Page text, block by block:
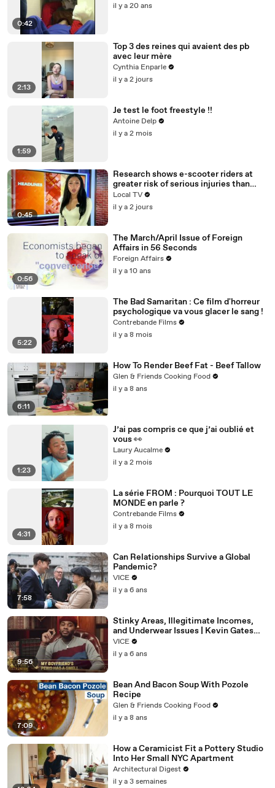
0:42
il y a 20 ans
2:13
Top 3 des reines qui avaient des pb
avec leur mère
Cynthia Enparle
il y a 2 jours
1:59
Je test le foot freestyle !!
Antoine Delp
il y a 2 mois
0:45
Research shows e-scooter riders at
greater risk of serious injuries than
cyclists and motorcyclists
Local TV
il y a 2 jours
0:56
The March/April Issue of Foreign
Affairs in 56 Seconds
Foreign Affairs
il y a 10 ans
5:22
The Bad Samaritan : Ce film d'horreur
psychologique va vous glacer le sang !
Contrebande Films
il y a 8 mois
6:11
How To Render Beef Fat - Beef Tallow
Glen & Friends Cooking Food
il y a 8 ans
1:23
J’ai pas compris ce que j’ai oublié et
vous 👀
Laury Aucalme
il y a 2 mois
4:31
La série FROM : Pourquoi TOUT LE
MONDE en parle ?
Contrebande Films
il y a 8 mois
7:58
Can Relationships Survive a Global
Pandemic?
VICE
il y a 6 ans
9:56
Stinky Areas, Illegitimate Incomes,
and Underwear Issues | Kevin Gates
Helpline
VICE
il y a 6 ans
7:09
Bean And Bacon Soup With Pozole
Recipe
Glen & Friends Cooking Food
il y a 8 ans
How a Ceramicist Fit a Pottery Studio
Into Her Small NYC Apartment
Architectural Digest
il y a 3 semaines